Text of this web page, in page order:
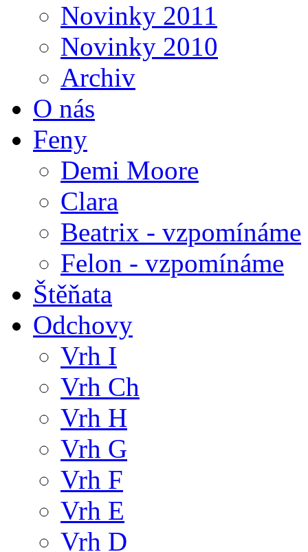
Novinky 2011
Novinky 2010
Archiv
O nás
Feny
Demi Moore
Clara
Beatrix - vzpomínáme
Felon - vzpomínáme
Štěňata
Odchovy
Vrh I
Vrh Ch
Vrh H
Vrh G
Vrh F
Vrh E
Vrh D